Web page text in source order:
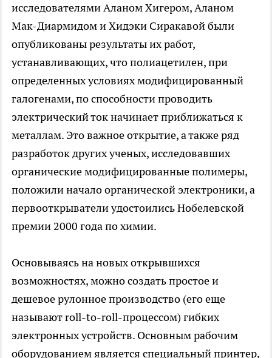
исследователями Аланом Хигером, Аланом
Мак-Диармидом и Хидэки Сиракавой были
опубликованы результаты их работ,
устанавливающих, что полиацетилен, при
определенных условиях модифицированный
галогенами, по способности проводить
электрический ток начинает приближаться к
металлам. Это важное открытие, а также ряд
разработок других ученых, исследовавших
органические модифицированные полимеры,
положили начало органической электроники, а
первооткрыватели удостоились Нобелевской
премии 2000 года по химии.
Основываясь на новых открывшихся
возможностях, можно создать простое и
дешевое рулонное производство (его еще
называют roll-to-roll-процессом) гибких
электронныхустройств. Основным рабочим
оборудованием является специальный принтер,